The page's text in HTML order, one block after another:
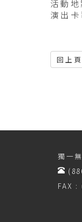
活動
演出
回上頁
獨一
FAX :